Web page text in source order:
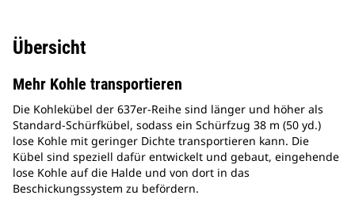
Übersicht
Mehr Kohle transportieren
Die Kohlekübel der 637er-Reihe sind länger und höher als
Standard-Schürfkübel, sodass ein Schürfzug 38 m (50 yd.)
lose Kohle mit geringer Dichte transportieren kann. Die
Kübel sind speziell dafür entwickelt und gebaut, eingehende
lose Kohle auf die Halde und von dort in das
Beschickungssystem zu befördern.